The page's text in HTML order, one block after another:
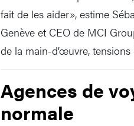
fait de les aider», estime
Genève et CEO de MCI
de la main-d’œuvre,
Agences de
normale